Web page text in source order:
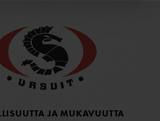
JA MUKAVUUTTA